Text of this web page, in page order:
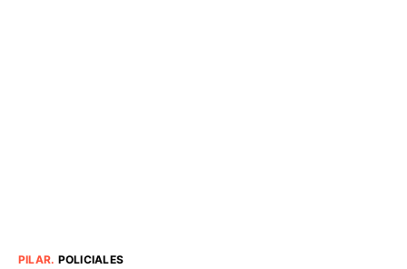
PILAR. POLICIALES